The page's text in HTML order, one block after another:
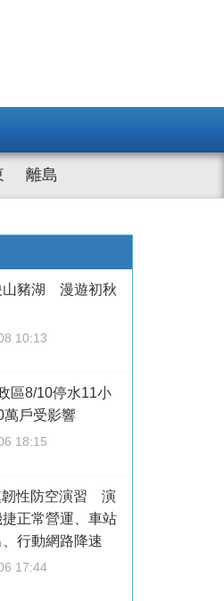
離島
山豬湖 漫遊初秋
10:13
區8/10停水11小
戶受影響
18:15
韌性防空演習 演
正常營運、車站
、行動網路降速
17:44